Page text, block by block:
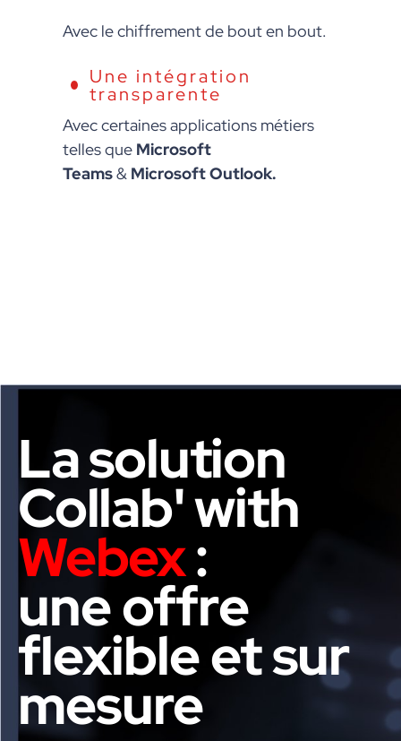
Avec le chiffrement de bout en bout.
Une intégration
transparente
Avec certaines applications métiers
telles que Microsoft
Teams& Microsoft Outlook.
La solution
Collab' with
Webex:
une offre
flexible et sur
mesure